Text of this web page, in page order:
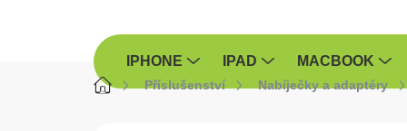
IPHONE IPAD MACBOOK
DomůPříslušenství Nabíječky a adaptéry